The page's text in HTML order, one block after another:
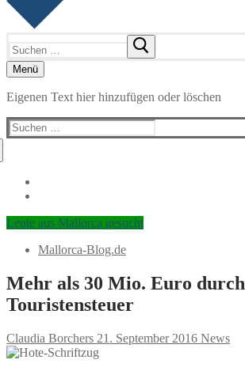
nach:
Menü
Eigenen Text hier hinzufügen oder löschen
Suchen
nach:
Leute aus Mallorca gesucht
Mallorca-Blog.de
Mehr als 30 Mio. Euro durch
Touristensteuer
Claudia Borchers 21. September 2016 News